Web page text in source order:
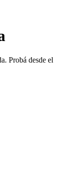
Probá desde el